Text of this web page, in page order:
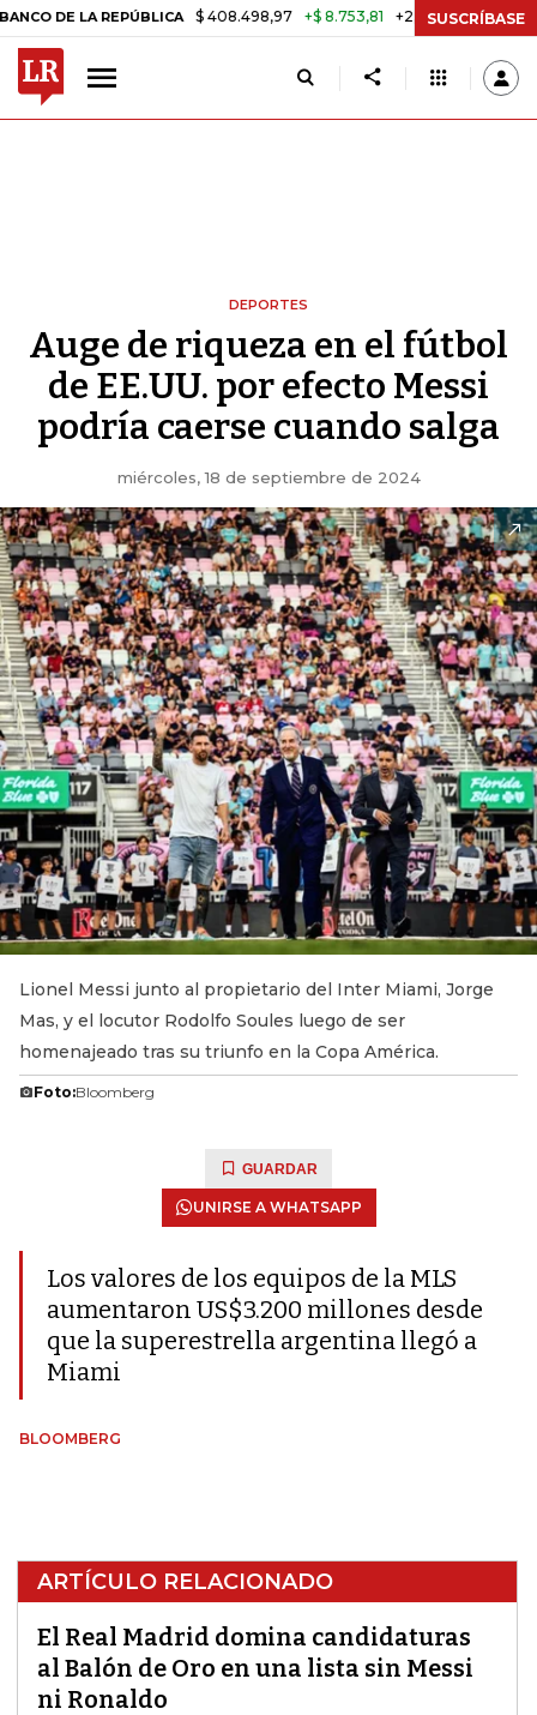
REPÚBLICA $ 408.498,97 +$ 8.753,81 +2,19% TASA DE USURA
SUSCRÍBASE
DEPORTES
Auge de riqueza en el fútbol
de EE.UU. por efecto Messi
podría caerse cuando salga
miércoles, 18 de septiembre de 2024
Lionel Messi junto al propietario del Inter Miami, Jorge
Mas, y el locutor Rodolfo Soules luego de ser
homenajeado tras su triunfo en la Copa América.
Foto:Bloomberg
GUARDAR
UNIRSE A WHATSAPP
Los valores de los equipos de la MLS
aumentaron US$3.200 millones desde
que la superestrella argentina llegó a
Miami
BLOOMBERG
ARTÍCULO RELACIONADO
El Real Madrid domina candidaturas
al Balón de Oro en una lista sin Messi
ni Ronaldo